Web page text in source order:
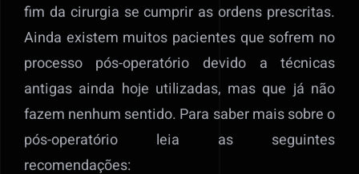
fim da cirurgia se cumprir as ordens prescritas.
Ainda existem muitos pacientes que sofrem no
processo pós-operatório devido a técnicas
antigas ainda hoje utilizadas, mas que já não
fazem nenhum sentido. Para saber mais sobre o
pós-operatório leia as seguintes
recomendações: